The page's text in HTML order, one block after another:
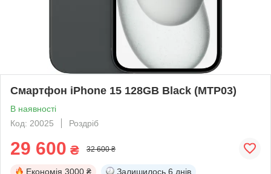
Смартфон iPhone 15 128GB Black (MTP03)
В наявності
Код: 20025
Роздріб
29 600 ₴ 32 600 ₴
Економія 3000 ₴ Залишилось 6 днів